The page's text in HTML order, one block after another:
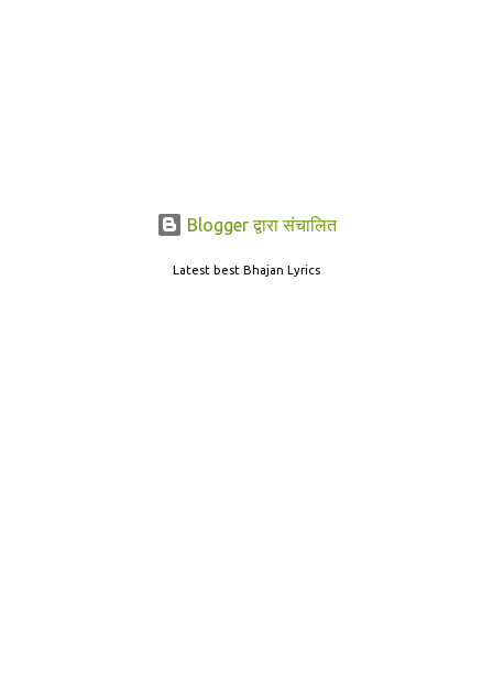
Blogger द्वारा संचालित
Latest best Bhajan Lyrics